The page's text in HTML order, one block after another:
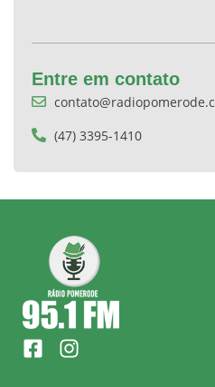
Entre em contato
(47) 3395-1410
F
a
I
n